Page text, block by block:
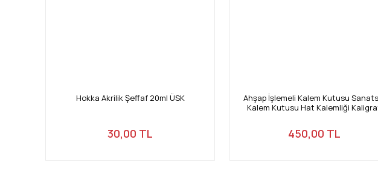
Hokka Akrilik Şeffaf 20ml ÜSK
30,00 TL
Ahşap İşlemeli Kalem Kutusu
Kalem Kutusu Hat Kalemliği
450,00 TL